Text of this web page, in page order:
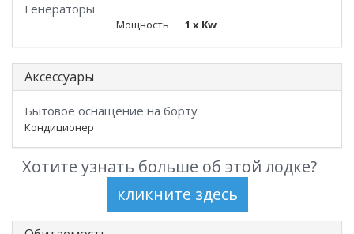
Генераторы
Мощность 1 x Kw
Аксессуары
Бытовое оснащение на борту
Кондиционер
Хотите узнать больше об этой лодке?